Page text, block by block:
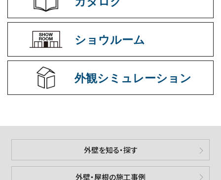
ショウルーム
外観シミュレーション
外壁を知る・探す
外壁・屋根の施工事例